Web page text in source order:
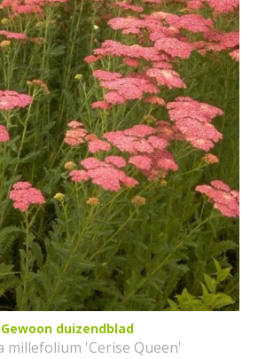
Gewoon duizendblad
millefolium 'Cerise Queen'